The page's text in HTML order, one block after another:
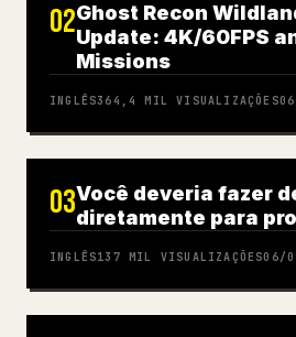
02Ghost Recon
Update: 4K/60FPS
Missions
INGLÊS364,4 MIL VISUALIZAÇÕES
03Você deveria fazer
diretamente para
INGLÊS137 MIL VISUALIZAÇÕES06/